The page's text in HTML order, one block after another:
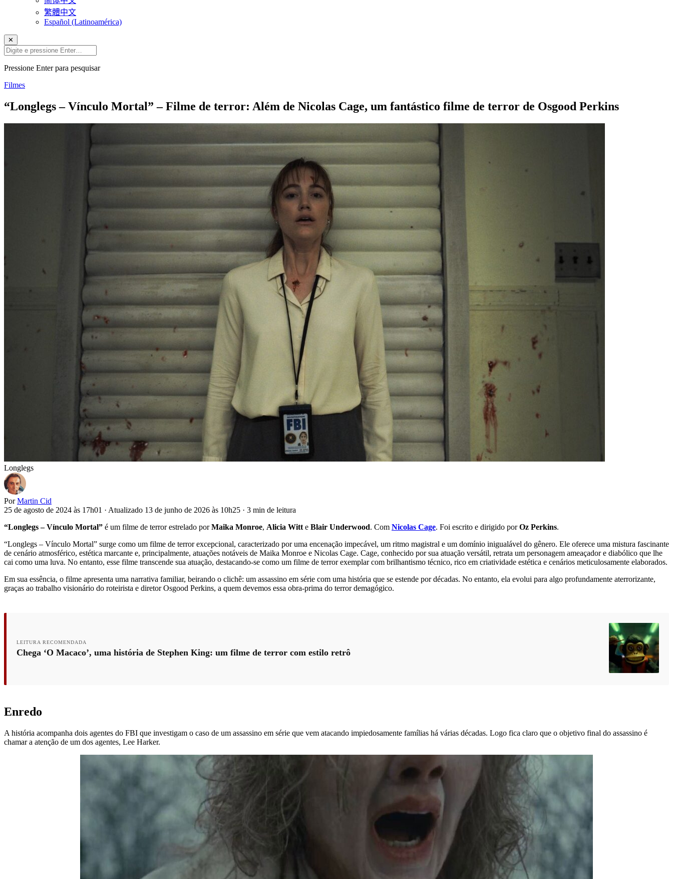
繁體中文
Español (Latinoamérica)
✕
Pressione Enter para pesquisar
Filmes
“Longlegs – Vínculo Mortal” – Filme de terror: Além de Nicolas Cage, um fantástico filme de terror de Osgood Perkins
Longlegs
Por Martin Cid
25 de agosto de 2024 às 17h01 · Atualizado 13 de junho de 2026 às 10h25 · 3 min de leitura
“Longlegs – Vínculo Mortal” é um filme de terror estrelado porMaika Monroe, Alicia Witt e Blair Underwood. Com Nicolas Cage. Foi escrito e dirigido porOz Perkins.
“Longlegs – Vínculo Mortal” surge como um filme de terror excepcional, caracterizado por uma encenação impecável, um ritmo magistral e um domínio inigualável do gênero. Ele oferece uma mistura fascinante
de cenário atmosférico, estética marcante e, principalmente, atuações notáveis de Maika Monroe e Nicolas Cage. Cage, conhecido por sua atuação versátil, retrata um personagem ameaçador e diabólico que lhe
cai como uma luva. No entanto, esse filme transcende sua atuação, destacando-se como um filme de terror exemplar com brilhantismo técnico, rico em criatividade estética e cenários meticulosamente elaborados.
Em sua essência, o filme apresenta uma narrativa familiar, beirando o clichê: um assassino em série com uma história que se estende por décadas. No entanto, ela evolui para algo profundamente aterrorizante,
graças ao trabalho visionário do roteirista e diretor Osgood Perkins, a quem devemos essa obra-prima do terror demagógico.
LEITURA RECOMENDADA
Chega ‘O Macaco’, uma história de Stephen King: um filme de terror com estilo retrô
Enredo
A história acompanha dois agentes do FBI que investigam o caso de um assassino em série que vem atacando impiedosamente famílias há várias décadas. Logo fica claro que o objetivo final do assassino é
chamar a atenção de um dos agentes, Lee Harker.